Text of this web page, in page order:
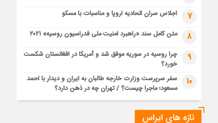
7 اجلاس سران اتحادیه اروپا و مناسبات با مسکو
8 متن کامل سند «راهبرد امنیت ملی فدراسیون روسیه» ۲۰۲۱
9
چرا روسیه در سوریه موفق شد و آمریکا در افغانستان شکست
خورد؟
10
سفر سرپرست وزارت خارجه طالبان به ایران و دیدار با احمد
مسعود؛ ماجرا چیست؟ / تهران چه در ذهن دارد؟
تازه های ایراس